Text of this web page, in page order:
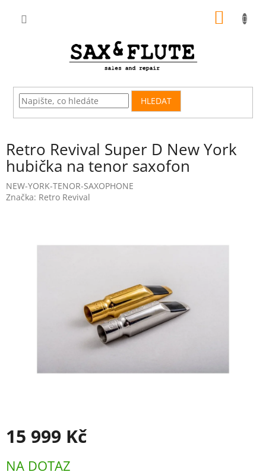
HLEDAT
Retro Revival Super D New York
hubička na tenor saxofon
NEW-YORK-TENOR-SAXOPHONE
Značka: Retro Revival
15 999 Kč
cena:
NA DOTAZ